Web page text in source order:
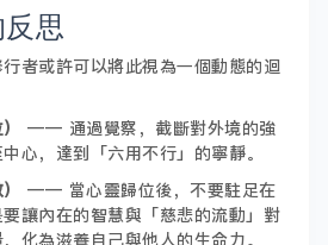
思
者或許可以將此視為一個動態的迴
—— 通過覺察，截斷對外境的強
心，達到「六用不行」的寧靜。
—— 當心靈歸位後，不要駐足在
要讓內在的智慧與「慈悲的流動」對
化為滋養自己與他人的生命力。